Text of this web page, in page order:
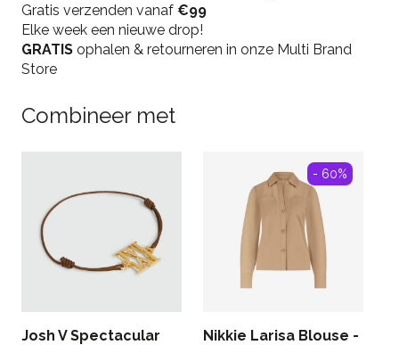
W3008
Slim
Fit
-
Dark
Blue
Gratis verzenden vanaf €99
Elke week een nieuwe drop!
GRATIS ophalen & retourneren in onze Multi Brand
Store
Combineer met
Josh V Spectacular
- 60%
Nikkie Larisa Blouse -